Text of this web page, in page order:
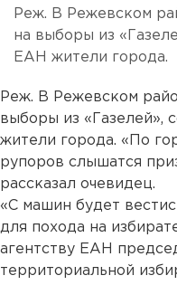
Реж. В Режевском
на выборы из
ЕАН жители города.
Реж. В Режевском
выборы из «Газелей»,
жители города. «По
рупоров слышатся
рассказал очевидец.
«С машин будет
для похода на
агентству ЕАН
территориальной